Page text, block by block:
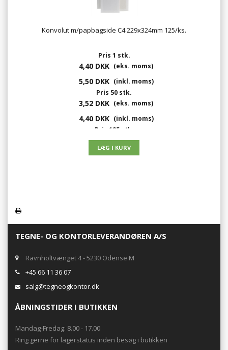
Konvolut m/papbagside C4 229x324mm 125/ks.
Pris 1 stk.
4,40 DKK (eks. moms)
5,50 DKK (inkl. moms)
Pris 50 stk.
3,52 DKK (eks. moms)
4,40 DKK (inkl. moms)
Pris 125 stk.
2,64 DKK (eks. moms)
3,30 DKK (inkl. moms)
TEGNE- OG KONTORLEVERANDØREN A/S
Ravnholtvænget 4 - 5230 Odense M
+45 66 11 36 07
salg@tegneogkontor.dk
ÅBNINGSTIDER I BUTIKKEN
Mandag-Fredag: 8.00 - 17.00
Ring gerne for lagerstatus inden besøg i butikken